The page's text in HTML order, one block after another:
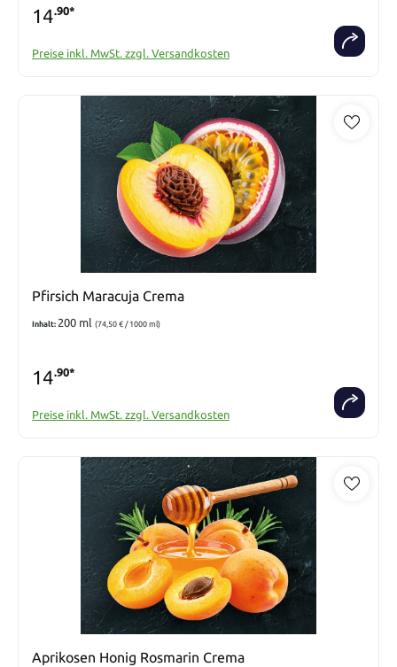
14.90*
Preise inkl. MwSt. zzgl. Versandkosten
Pfirsich Maracuja Crema
Inhalt: 200 ml (74,50 € / 1000 ml)
14.90*
Preise inkl. MwSt. zzgl. Versandkosten
Aprikosen Honig Rosmarin Crema